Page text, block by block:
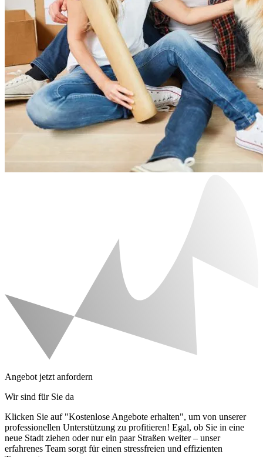
Angebot jetzt anfordern
Wir sind für Sie da
Klicken Sie auf "Kostenlose Angebote erhalten", um von unserer
professionellen Unterstützung zu profitieren! Egal, ob Sie in eine
neue Stadt ziehen oder nur ein paar Straßen weiter – unser
erfahrenes Team sorgt für einen stressfreien und effizienten